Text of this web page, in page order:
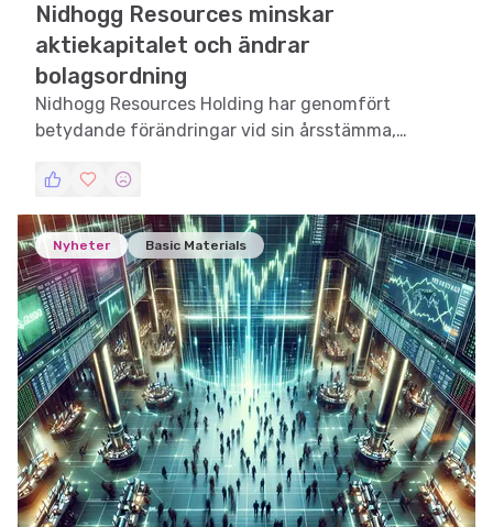
Nidhogg Resources minskar
aktiekapitalet och ändrar
bolagsordning
Nidhogg Resources Holding har genomfört
betydande förändringar vid sin årsstämma,
ändringar i bolagsordningen.
Nyheter Basic Materials